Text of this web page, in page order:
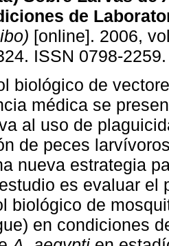
de
[online]. 2006,
ISSN 0798-2259.
biológico de
médica se
al uso de
de peces
nueva estrategia
es evaluar el
biológico de
en condiciones